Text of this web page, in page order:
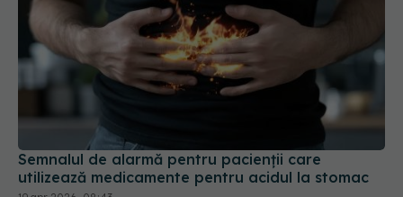
Semnalul de alarmă pentru pacienții care
utilizează medicamente pentru acidul la stomac
19 apr 2026, 08:43